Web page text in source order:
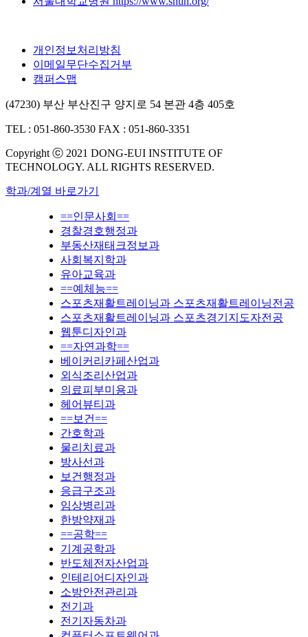
개인정보처리방침
이메일무단수집거부
캠퍼스맵
(47230) 부산 부산진구 양지로 54 본관 4층 405호
TEL : 051-860-3530 FAX : 051-860-3351
Copyright ⓒ 2021 DONG-EUI INSTITUTE OF
TECHNOLOGY. ALL RIGHTS RESERVED.
학과/계열 바로가기
==인문사회==
경찰경호행정과
부동산재태크정보과
사회복지학과
유아교육과
==예체능==
스포츠재활트레이닝과 스포츠재활트레이닝전공
스포츠재활트레이닝과 스포츠경기지도자전공
웹툰디자인과
==자연과학==
베이커리카페산업과
외식조리산업과
의료피부미용과
헤어뷰티과
==보건==
간호학과
물리치료과
방사선과
보건행정과
응급구조과
임상병리과
한방약재과
==공학==
기계공학과
반도체전자산업과
인테리어디자인과
소방안전관리과
전기과
전기자동차과